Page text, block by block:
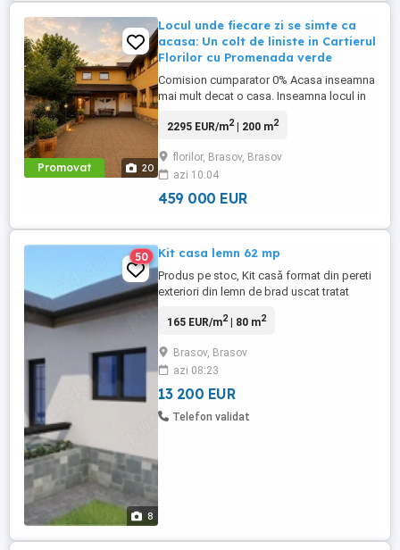
Promovat 20
Locul unde fiecare zi se simte ca
acasa: Un colt de liniste in Cartierul
Florilor cu Promenada verde
Comision cumparator 0% Acasa inseamna
mai mult decat o casa. Inseamna locul in
anotimp si ai suficient spatiu pentru
Brasov Iti prezinta in sistem de
REPREZENTARE, o vila eleganta, situata in
Cartierul Florilor, o proprietate ...
2295 EUR/m2| 200 m2
florilor, Brasov, Brasov
azi 10:04
459 000 EUR
8
50 Kit casa lemn 62 mp
Produs pe stoc, Kit casă format din pereti
exteriori din lemn de brad uscat tratat
cu osb3 de 10mm iar la interior cu osb3
tratat dublu rândeluit 95x45 dublu placat
cu osb3 de 10mm. acoperiș șarpantă
drept cu căpriori ...
165 EUR/m2| 80 m2
Brasov, Brasov
azi 08:23
13 200 EUR
Telefon validat